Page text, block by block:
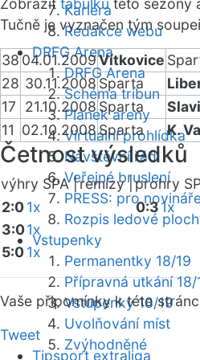
Kariéra
Redakce webu
DRFG Arena
DRFG Arena
Schéma tribun
Plánek areny
Virtuální prohlídka
Návštěvní řád
Veřejné bruslení
PRESS: pro
Rozpis ledové
Vstupenky
Permanentky 18/19
Přípravná utkání 18/
Vstupenky 18/19
Uvolňování míst
Zvýhodněné
Zobrazit tabulku této sezóny
Tučně je vyznačen tým
3804.01.2009Vítkovice
28 30.11.2008Sparta
17
21.10.2008 Sparta
11 02.10.2008Sparta K.
Četnost výsledků
výhry SPA |remízy | prohry
2:01x
3:01x
5:01x
0:31x
Vaše připomínky k této
Tweet
Tipsport extraliga